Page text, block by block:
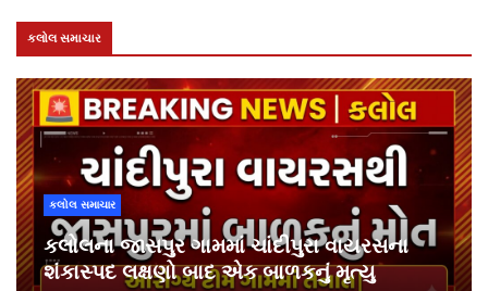
કલોલ સમાચાર
કલોલ સમાચાર
કલોલના જાસપુર ગામમાં ચાંદીપુરા વાયરસના
શંકાસ્પદ લક્ષણો બાદ એક બાળકનું મૃત્યુ